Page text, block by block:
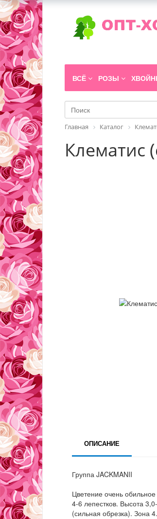
ВСЁ РОЗЫ
Главная Каталог
Клематис
ОПИСАНИЕ
Группа JACKMANII
Цветение очень
4-6 лепестков. Высота
(сильная обрезка). Зона 4.